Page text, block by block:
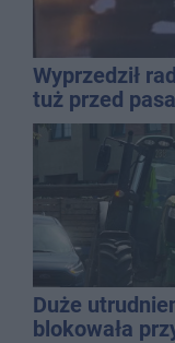
Wyprzedził
tuż przed
Duże
blokowała